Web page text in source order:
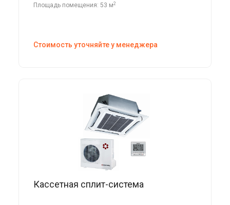
Площадь помещения: 53 м2
Стоимость уточняйте у менеджера
Кассетная сплит-система